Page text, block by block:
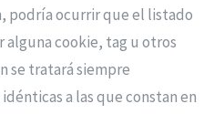
podría ocurrir que el listado
cookie, tag u otros
se tratará siempre
a las que constan en